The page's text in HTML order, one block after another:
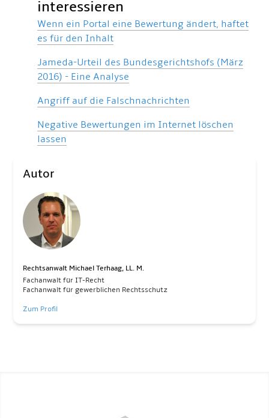
Autor
Rechtsanwalt Michael Terhaag, LL. M.
Fachanwalt für IT-Recht
Fachanwalt für gewerblichen Rechtsschutz
Zum Profil
interessieren
Wenn ein Portal eine Bewertung ändert, haftet
es für den Inhalt
Jameda-Urteil des Bundesgerichtshofs (März
2016) - Eine Analyse
Angriff auf die Falschnachrichten
Negative Bewertungen im Internet löschen
lassen